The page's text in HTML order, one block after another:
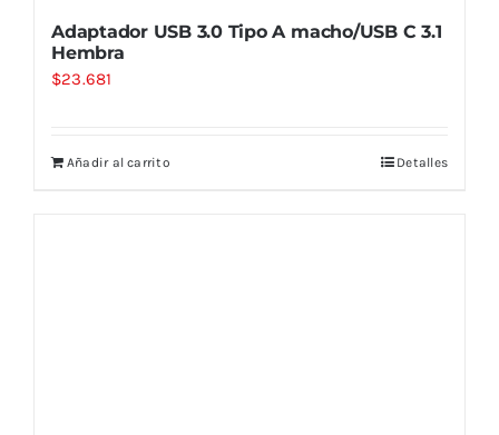
Adaptador USB 3.0 Tipo A macho/USB C 3.1
Hembra
$23.681
Añadir al carrito Detalles